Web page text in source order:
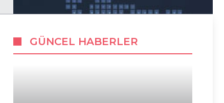
GÜNCEL HABERLER